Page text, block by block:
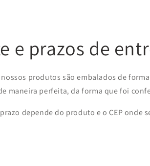
e prazos de
produtos são embalados de
maneira perfeita, da forma que foi
depende do produto e o CEP onde